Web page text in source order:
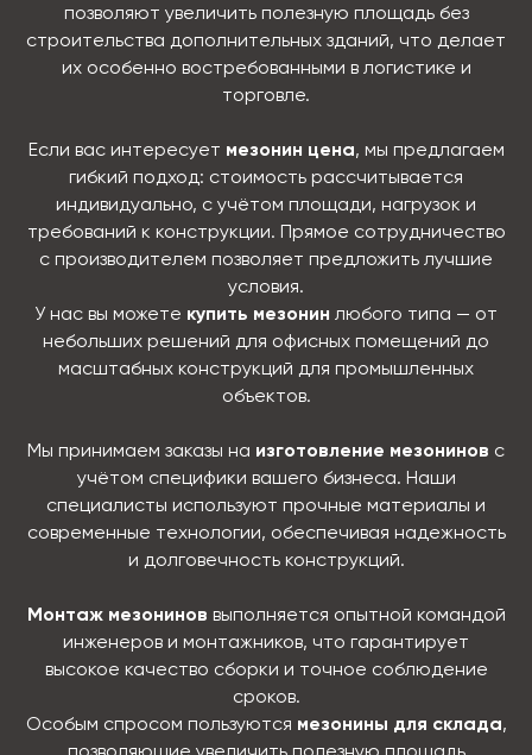
позволяют увеличить полезную площадь без
строительства дополнительных зданий, что делает
их особенно востребованными в логистике и
торговле.
Если вас интересует мезонин цена, мы предлагаем
гибкий подход: стоимость рассчитывается
индивидуально, с учётом площади, нагрузок и
требований к конструкции. Прямое сотрудничество
с производителем позволяет предложить лучшие
условия.
У нас вы можете купить мезонин любого типа — от
небольших решений для офисных помещений до
масштабных конструкций для промышленных
объектов.
Мы принимаем заказы на изготовление мезонинов с
учётом специфики вашего бизнеса. Наши
специалисты используют прочные материалы и
современные технологии, обеспечивая надежность
и долговечность конструкций.
Монтаж мезонинов выполняется опытной командой
инженеров и монтажников, что гарантирует
высокое качество сборки и точное соблюдение
сроков.
Особым спросом пользуются мезонины для склада,